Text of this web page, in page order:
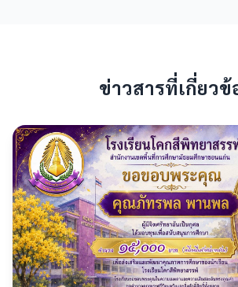
ข่าวสารที่เกี่ยวข้